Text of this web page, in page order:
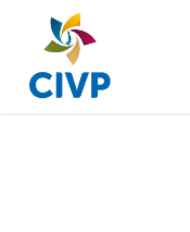
main
content